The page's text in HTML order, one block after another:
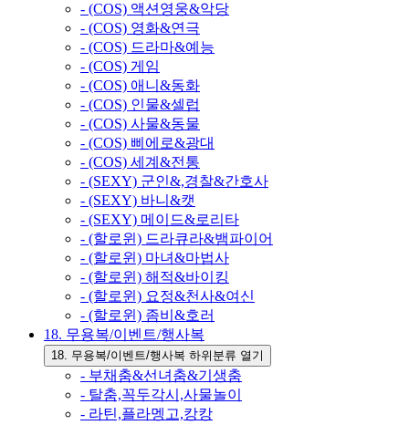
- (COS) 액션영웅&악당
- (COS) 영화&연극
- (COS) 드라마&예능
- (COS) 게임
- (COS) 애니&동화
- (COS) 인물&셀럽
- (COS) 사물&동물
- (COS) 삐에로&광대
- (COS) 세계&전통
- (SEXY) 군인&,경찰&간호사
- (SEXY) 바니&캣
- (SEXY) 메이드&로리타
- (할로윈) 드라큐라&뱀파이어
- (할로윈) 마녀&마법사
- (할로윈) 해적&바이킹
- (할로윈) 요정&천사&여신
- (할로윈) 좀비&호러
18. 무용복/이벤트/행사복
18. 무용복/이벤트/행사복 하위분류 열기
- 부채춤&선녀춤&기생춤
- 탈춤,꼭두각시,사물놀이
- 라틴,플라멩고,캉캉